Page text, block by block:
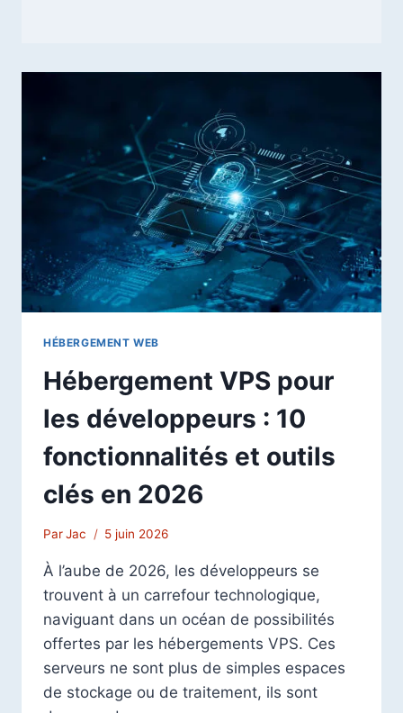
HÉBERGEMENT WEB
Hébergement VPS pour
les développeurs : 10
fonctionnalités et outils
clés en 2026
ParJac 5 juin 2026
À l’aube de 2026, les développeurs se
trouvent à un carrefour technologique,
naviguant dans un océan de possibilités
offertes par les hébergements VPS. Ces
serveurs ne sont plus de simples espaces
de stockage ou de traitement, ils sont